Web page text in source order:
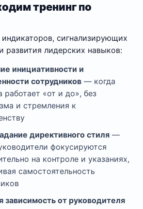
тренинг по
сигнализирующих
развития лидерских навыков:
инициативности и
сотрудников — когда
работает «от и до», без
и стремления к
директивного стиля —
фокусируются
на контроле и указаниях,
самостоятельность
зависимость от руководителя